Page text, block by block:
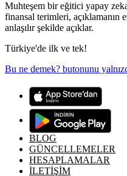
Muhteşem bir eğitici yapay
finansal terimleri, açıklamanın
anlaşılır şekilde açıklar.
Türkiye'de ilk ve tek!
Bu ne demek? butonunu
BLOG
GÜNCELLEMELER
HESAPLAMALAR
İLETİŞİM